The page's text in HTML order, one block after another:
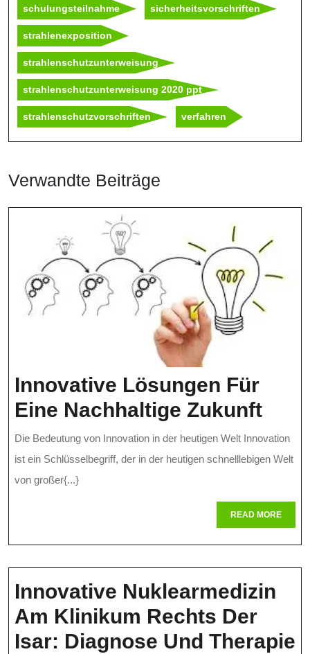
schulungsteilnahme sicherheitsvorschriften
strahlenexposition
strahlenschutzunterweisung
strahlenschutzunterweisung 2020 ppt
strahlenschutzvorschriften verfahren
Verwandte Beiträge
Innovative Lösungen Für
Eine Nachhaltige Zukunft
Für
Die Bedeutung von Innovation in der heutigen Welt Innovation
ist ein Schlüsselbegriff, der in der heutigen schnelllebigen Welt
von großer{...}
READ MOREREAD
MORE
Innovative Nuklearmedizin
Am Klinikum Rechts Der
Isar: Diagnose Und Therapie